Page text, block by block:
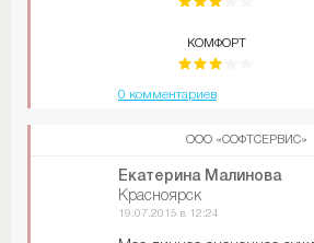
большой зарплаты. Мне
но меня бодрило и
у моей коллеги, которой,
заплата была больше 50
доллара в 2014 году моя
моей зарплаты уже не
и содержать семью.
КОМФОРТ
0 комментариев
ООО «СОФТСЕРВИС»
Екатерина Малинова
Красноярск
19.07.2015 в 12:24